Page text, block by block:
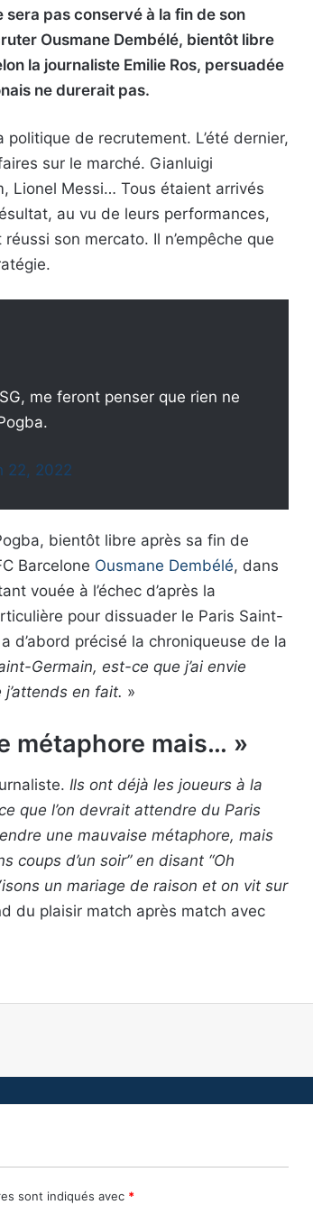
sera pas conservé à la fin de son
Ousmane Dembélé, bientôt libre
la journaliste Emilie Ros, persuadée
ne durerait pas.
de recrutement. L’été dernier,
sur le marché. Gianluigi
Lionel Messi… Tous étaient arrivés
au vu de leurs performances,
son mercato. Il n’empêche que
me feront penser que rien ne
22, 2022
bientôt libre après sa fin de
Barcelone Ousmane Dembélé, dans
vouée à l’échec d’après la
pour dissuader le Paris Saint-
a d’abord précisé la chroniqueuse de la
Germain, est-ce que j’ai envie
j’attends en fait. »
métaphore mais… »
Ils ont déjà les joueurs à la
que l’on devrait attendre du Paris
une mauvaise métaphore, mais
coups d’un soir” en disant “Oh
un mariage de raison et on vit sur
du plaisir match après match avec
sont indiqués avec *